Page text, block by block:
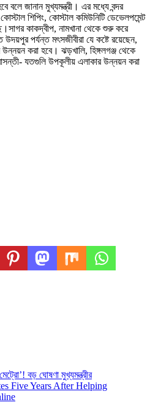
বলে জানান মুখ্যমন্ত্রী। এর মধ্যে বন্দর
শিপিং, কোস্টাল কমিউনিটি ডেভেলপমেন্ট
কাকদ্বীপ, নামখানা থেকে শুরু করে
উদয়পুর পর্যন্ত মৎসজীবীরা যে কষ্টে রয়েছেন,
করা হবে। ঝড়খালি, হিঙ্গলগঞ্জ থেকে
যতগুলি উপকূলীয় এলাকার উন্নয়ন করা
বড় ঘোষণা মুখ্যমন্ত্রীর
Five Years After Helping